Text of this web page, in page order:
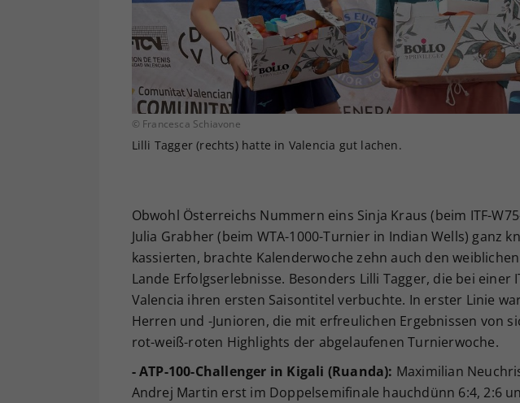
© Francesca Schiavone
Lilli Tagger (rechts) hatte in Valencia gut lachen.
Obwohl Österreichs Nummern eins Sinja Kraus (beim ITF-
Julia Grabher (beim WTA-1000-Turnier in Indian Wells) ganz
kassierten, brachte Kalenderwoche zehn auch den
Lande Erfolgserlebnisse. Besonders Lilli Tagger, die bei einer
Valencia ihren ersten Saisontitel verbuchte. In erster Linie
Herren und -Junioren, die mit erfreulichen Ergebnissen von
rot-weiß-roten Highlights der abgelaufenen Turnierwoche.
- ATP-100-Challenger in Kigali (Ruanda): Maximilian
Andrej Martin erst im Doppelsemifinale hauchdünn 6:4, 2:6
Ihrer